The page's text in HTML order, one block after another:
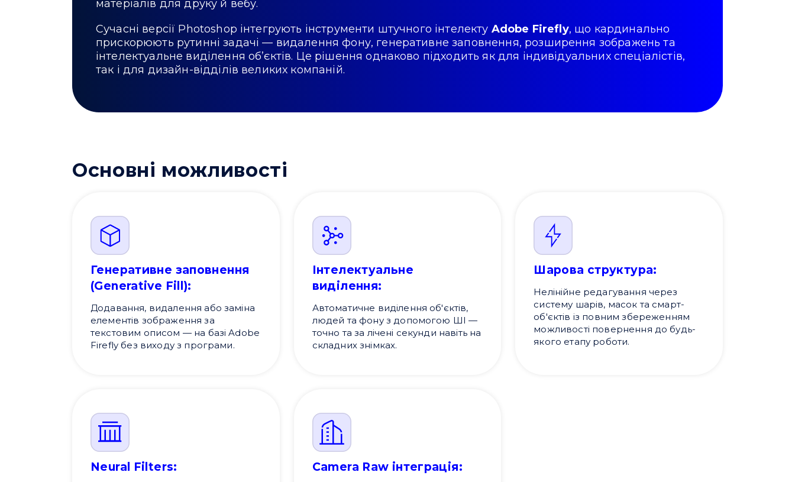
матеріалів для друку й вебу.
Сучасні версії Photoshop інтегрують інструменти штучного інтелекту Adobe Firefly, що кардинально
прискорюють рутинні задачі — видалення фону, генеративне заповнення, розширення зображень та
інтелектуальне виділення об’єктів. Це рішення однаково підходить як для індивідуальних спеціалістів,
так і для дизайн-відділів великих компаній.
Основні можливості
Генеративне заповнення
(Generative Fill):
Додавання, видалення або заміна
елементів зображення за
текстовим описом — на базі Adobe
Firefly без виходу з програми.
Інтелектуальне
виділення:
Автоматичне виділення об'єктів,
людей та фону з допомогою ШІ —
точно та за лічені секунди навіть на
складних знімках.
Шарова структура:
Нелінійне редагування через
систему шарів, масок та смарт-
об'єктів із повним збереженням
можливості повернення до будь-
якого етапу роботи.
Neural Filters: Camera Raw інтеграція: